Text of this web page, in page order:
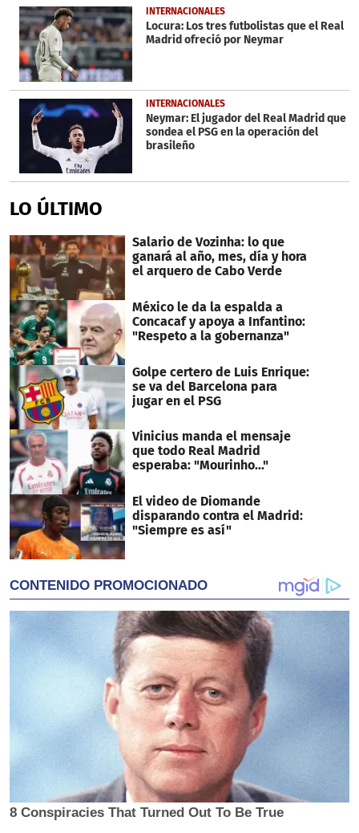
INTERNACIONALES
Locura: Los tres futbolistas que el Real
Madrid ofreció por Neymar
INTERNACIONALES
Neymar: El jugador del Real Madrid que
sondea el PSG en la operación del
brasileño
LO ÚLTIMO
Salario de Vozinha: lo que
ganará al año, mes, día y hora
el arquero de Cabo Verde
México le da la espalda a
Concacaf y apoya a Infantino:
"Respeto a la gobernanza"
Golpe certero de Luis Enrique:
se va del Barcelona para
jugar en el PSG
Vinicius manda el mensaje
que todo Real Madrid
esperaba: "Mourinho..."
El video de Diomande
disparando contra el Madrid:
"Siempre es así"